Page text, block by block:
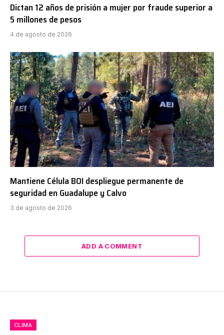
Dictan 12 años de prisión a mujer por fraude superior a
5 millones de pesos
4 de agosto de 2026
Mantiene Célula BOI despliegue permanente de
seguridad en Guadalupe y Calvo
3 de agosto de 2026
ADD A COMMENT
CLIMA